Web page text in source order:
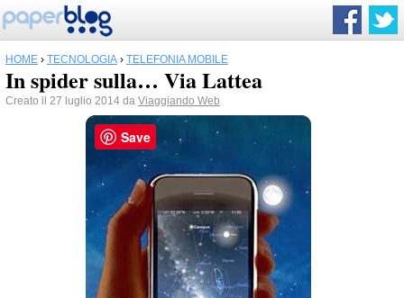
HOME › TECNOLOGIA › TELEFONIA MOBILE
In spider sulla… Via Lattea
Creato il 27 luglio 2014 da Viaggiando Web
Save